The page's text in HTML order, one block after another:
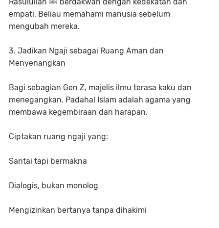
empati. Beliau memahami manusia sebelum
mengubah mereka.
3. Jadikan Ngaji sebagai Ruang Aman dan
Menyenangkan
Bagi sebagian Gen Z, majelis ilmu terasa kaku dan
menegangkan. Padahal Islam adalah agama yang
membawa kegembiraan dan harapan.
Ciptakan ruang ngaji yang:
Santai tapi bermakna
Dialogis, bukan monolog
Mengizinkan bertanya tanpa dihakimi